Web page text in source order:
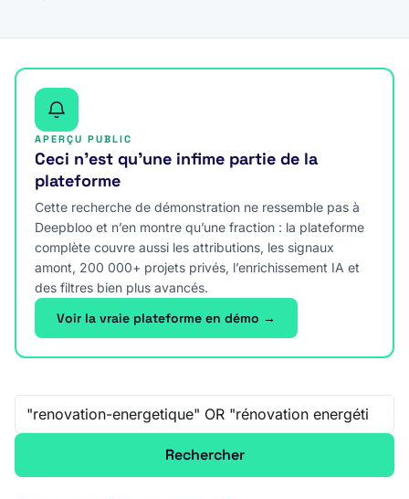
APERÇU PUBLIC
Ceci n’est qu’une infime partie de la
plateforme
Cette recherche de démonstration ne ressemble pas à
Deepbloo et n’en montre qu’une fraction : la plateforme
complète couvre aussi les attributions, les signaux
amont, 200 000+ projets privés, l’enrichissement IA et
des filtres bien plus avancés.
Voir la vraie plateforme en démo →
Recherche libre
Rechercher